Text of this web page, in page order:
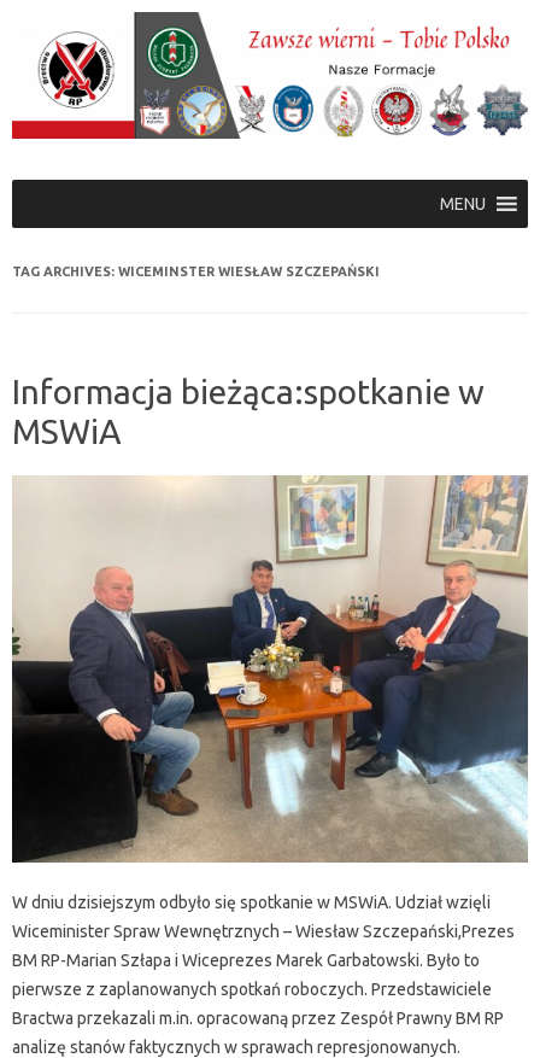
MENU
TAG ARCHIVES: WICEMINSTER WIESŁAW SZCZEPAŃSKI
Informacja bieżąca:spotkanie w
MSWiA
W dniu dzisiejszym odbyło się spotkanie w MSWiA. Udział wzięli
Wiceminister Spraw Wewnętrznych – Wiesław Szczepański,Prezes
BM RP-Marian Szłapa i Wiceprezes Marek Garbatowski. Było to
pierwsze z zaplanowanych spotkań roboczych. Przedstawiciele
Bractwa przekazali m.in. opracowaną przez Zespół Prawny BM RP
analizę stanów faktycznych w sprawach represjonowanych.